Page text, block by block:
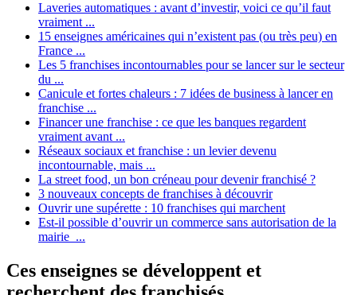
Laveries automatiques : avant d’investir, voici ce qu’il faut
vraiment ...
15 enseignes américaines qui n’existent pas (ou très peu) en
France ...
Les 5 franchises incontournables pour se lancer sur le secteur
du ...
Canicule et fortes chaleurs : 7 idées de business à lancer en
franchise ...
Financer une franchise : ce que les banques regardent
vraiment avant ...
Réseaux sociaux et franchise : un levier devenu
incontournable, mais ...
La street food, un bon créneau pour devenir franchisé ?
3 nouveaux concepts de franchises à découvrir
Ouvrir une supérette : 10 franchises qui marchent
Est-il possible d’ouvrir un commerce sans autorisation de la
mairie ...
Ces enseignes se développent et